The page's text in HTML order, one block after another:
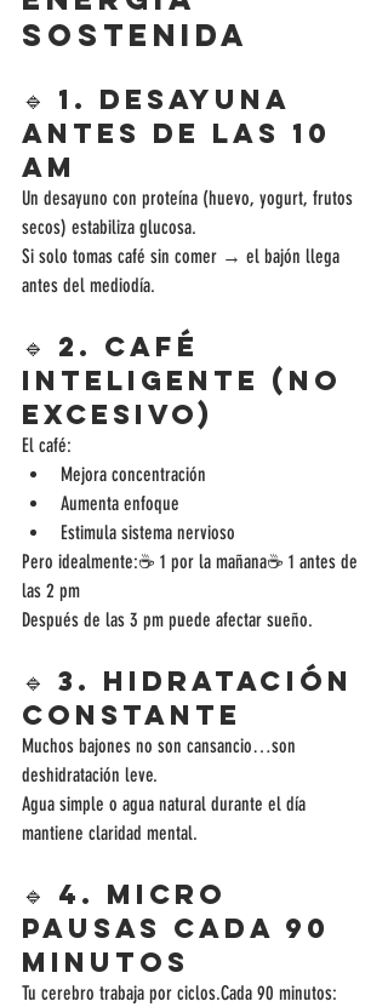
sostenida
🔹 1. Desayuna
antes de las 10
am
Un desayuno con proteína (huevo, yogurt, frutos
secos) estabiliza glucosa.
Si solo tomas café sin comer → el bajón llega
antes del mediodía.
🔹 2. Café
inteligente (no
excesivo)
El café:
Mejora concentración
Aumenta enfoque
Estimula sistema nervioso
Pero idealmente:☕ 1 por la mañana☕ 1 antes de
las 2 pm
Después de las 3 pm puede afectar sueño.
🔹 3. Hidratación
constante
Muchos bajones no son cansancio…son
deshidratación leve.
Agua simple o agua natural durante el día
mantiene claridad mental.
🔹 4. Micro
pausas cada 90
minutos
Tu cerebro trabaja por ciclos.Cada 90 minutos: